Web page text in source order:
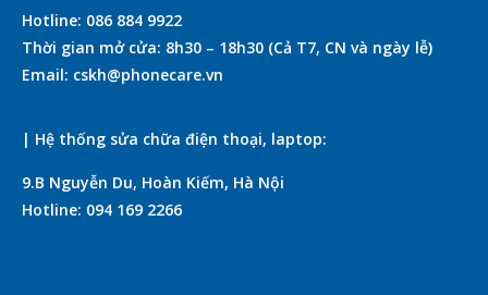
Hotline: 086 884 9922
Thời gian mở cửa: 8h30 – 18h30 (Cả T7, CN và ngày lễ)
Email: cskh@phonecare.vn
| Hệ thống sửa chữa điện thoại, laptop:
9.B Nguyễn Du, Hoàn Kiếm, Hà Nội
Hotline: 094 169 2266